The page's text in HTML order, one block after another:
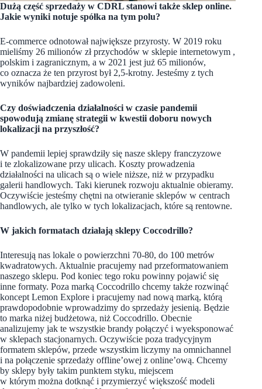
Dużą część sprzedaży w CDRL stanowi także sklep online.
Jakie wyniki notuje spółka na tym polu?
E-commerce odnotował największe przyrosty. W 2019 roku
mieliśmy 26 milionów zł przychodów w sklepie internetowym ,
polskim i zagranicznym, a w 2021 jest już 65 milionów,
co oznacza że ten przyrost był 2,5-krotny. Jesteśmy z tych
wyników najbardziej zadowoleni.
Czy doświadczenia działalności w czasie pandemii
spowodują zmianę strategii w kwestii doboru nowych
lokalizacji na przyszłość?
W pandemii lepiej sprawdziły się nasze sklepy franczyzowe
i te zlokalizowane przy ulicach. Koszty prowadzenia
działalności na ulicach są o wiele niższe, niż w przypadku
galerii handlowych. Taki kierunek rozwoju aktualnie obieramy.
Oczywiście jesteśmy chętni na otwieranie sklepów w centrach
handlowych, ale tylko w tych lokalizacjach, które są rentowne.
W jakich formatach działają sklepy Coccodrillo?
Interesują nas lokale o powierzchni 70-80, do 100 metrów
kwadratowych. Aktualnie pracujemy nad przeformatowaniem
naszego sklepu. Pod koniec tego roku powinny pojawić się
inne formaty. Poza marką Coccodrillo chcemy także rozwinąć
koncept Lemon Explore i pracujemy nad nową marką, którą
prawdopodobnie wprowadzimy do sprzedaży jesienią. Będzie
to marka niżej budżetowa, niż Coccodrillo. Obecnie
analizujemy jak te wszystkie brandy połączyć i wyeksponować
w sklepach stacjonarnych. Oczywiście poza tradycyjnym
formatem sklepów, przede wszystkim liczymy na omnichannel
i na połączenie sprzedaży offline’owej z online’ową. Chcemy
by sklepy były takim punktem styku, miejscem
w którym można dotknąć i przymierzyć większość modeli